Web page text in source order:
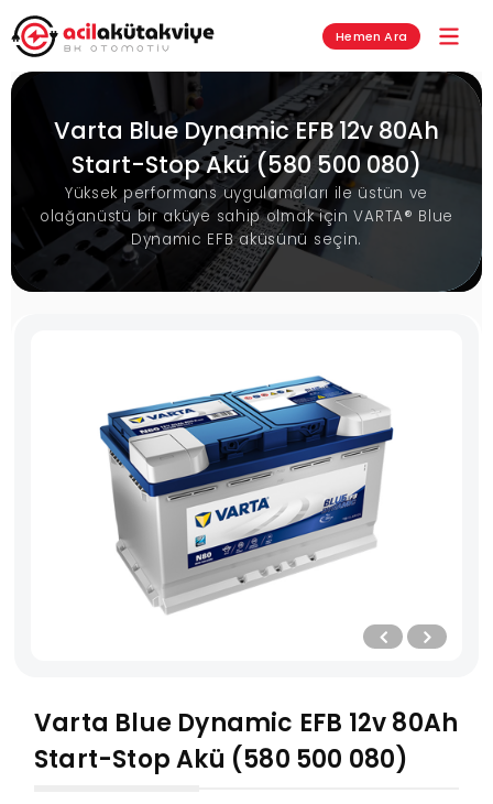
Hemen Ara
Varta Blue Dynamic EFB 12v 80Ah
Start-Stop Akü (580 500 080)
Yüksek performans uygulamaları ile üstün ve
olağanüstü bir aküye sahip olmak için VARTA® Blue
Dynamic EFB aküsünü seçin.
Varta Blue Dynamic EFB 12v 80Ah
Start-Stop Akü (580 500 080)